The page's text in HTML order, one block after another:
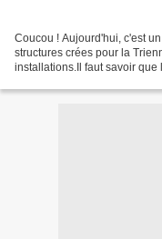
Coucou ! Aujourd'hui, c'est
structures crées pour la
installations.Il faut savoir que